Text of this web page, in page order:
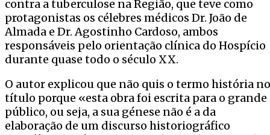
contra a tuberculose na Região, que teve como
protagonistas os célebres médicos Dr. João de
Almada e Dr. Agostinho Cardoso, ambos
responsáveis pelo orientação clínica do Hospício
durante quase todo o século XX.
O autor explicou que não quis o termo história no
título porque «esta obra foi escrita para o grande
público, ou seja, a sua génese não é a da
elaboração de um discurso historiográfico